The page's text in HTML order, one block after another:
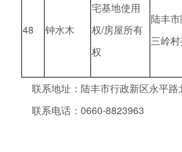
48 钟水木
宅基地使用
权/房屋所有
权
陆丰
三岭
联系地址：陆丰市行政新区永平路
联系电话：0660-8823963